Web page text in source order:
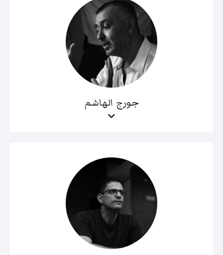
جورج الهاشم